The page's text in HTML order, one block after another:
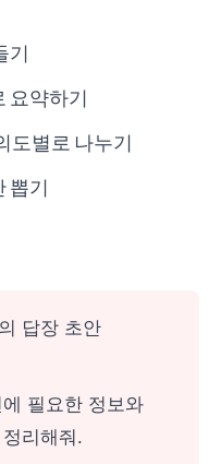
기
요약하기
도별로 나누기
뽑기
답장 초안
필요한 정보와
리해줘.